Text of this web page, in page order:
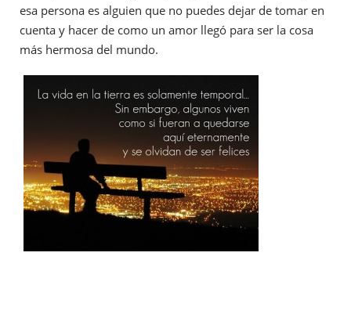
esa persona es alguien que no puedes dejar de tomar en
cuenta y hacer de como un amor llegó para ser la cosa
más hermosa del mundo.